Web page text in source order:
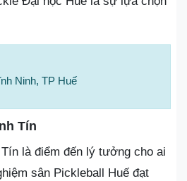
Ninh, TP Huế
Tín
là điểm đến lý tưởng cho ai
sân Pickleball Huế đạt